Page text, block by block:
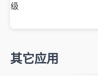
级
其它应用